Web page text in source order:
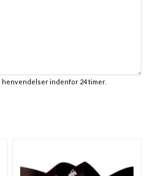
indenfor 24 timer.